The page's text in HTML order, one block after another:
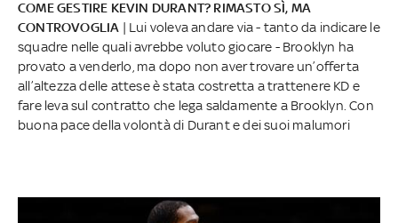
COME GESTIRE KEVIN DURANT? RIMASTO SÌ, MA
CONTROVOGLIA | Lui voleva andare via - tanto da indicare le
squadre nelle quali avrebbe voluto giocare - Brooklyn ha
provato a venderlo, ma dopo non aver trovare un’offerta
all’altezza delle attese è stata costretta a trattenere KD e
fare leva sul contratto che lega saldamente a Brooklyn. Con
buona pace della volontà di Durant e dei suoi malumori